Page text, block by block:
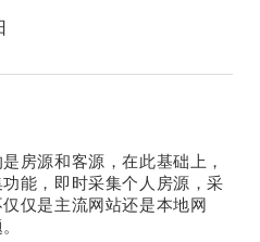
房源和客源，在此基础上，
能，即时采集个人房源，采
仅是主流网站还是本地网